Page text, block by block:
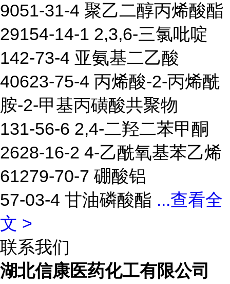
9051-31-4 聚乙二醇丙烯酸酯
29154-14-1 2,3,6-三氯吡啶
142-73-4 亚氨基二乙酸
40623-75-4 丙烯酸-2-丙烯酰
胺-2-甲基丙磺酸共聚物
131-56-6 2,4-二羟二苯甲酮
2628-16-2 4-乙酰氧基苯乙烯
61279-70-7 硼酸铝
57-03-4 甘油磷酸酯 ...查看全
文 >
联系我们
湖北信康医药化工有限公司